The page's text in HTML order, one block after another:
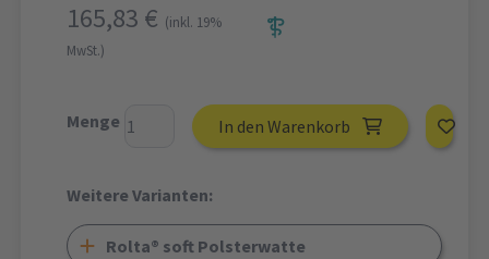
165,83 € (inkl. 19%
MwSt.)
Menge In den Warenkorb
Weitere Varianten:
Rolta® soft Polsterwatte